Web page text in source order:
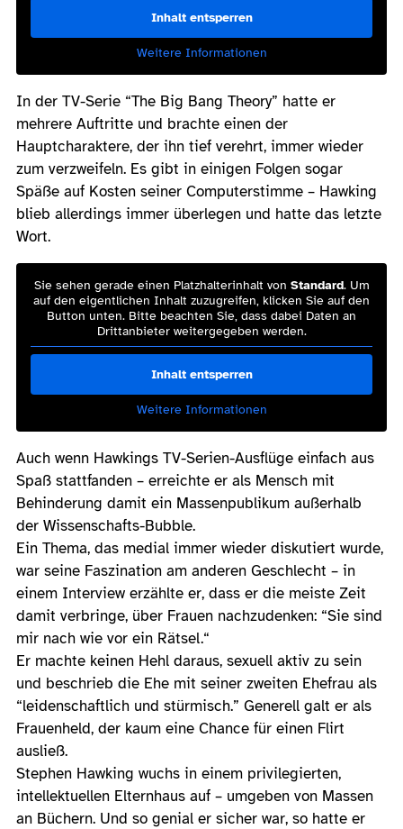
Inhalt entsperren
Weitere Informationen
In der TV-Serie “The Big Bang Theory” hatte er
mehrere Auftritte und brachte einen der
Hauptcharaktere, der ihn tief verehrt, immer wieder
zum verzweifeln. Es gibt in einigen Folgen sogar
Späße auf Kosten seiner Computerstimme – Hawking
blieb allerdings immer überlegen und hatte das letzte
Wort.
Sie sehen gerade einen Platzhalterinhalt von Standard. Um
auf den eigentlichen Inhalt zuzugreifen, klicken Sie auf den
Button unten. Bitte beachten Sie, dass dabei Daten an
Drittanbieter weitergegeben werden.
Inhalt entsperren
Weitere Informationen
Auch wenn Hawkings TV-Serien-Ausflüge einfach aus
Spaß stattfanden – erreichte er als Mensch mit
Behinderung damit ein Massenpublikum außerhalb
der Wissenschafts-Bubble.
Ein Thema, das medial immer wieder diskutiert wurde,
war seine Faszination am anderen Geschlecht – in
einem Interview erzählte er, dass er die meiste Zeit
damit verbringe, über Frauen nachzudenken: “Sie sind
mir nach wie vor ein Rätsel.“
Er machte keinen Hehl daraus, sexuell aktiv zu sein
und beschrieb die Ehe mit seiner zweiten Ehefrau als
“leidenschaftlich und stürmisch.” Generell galt er als
Frauenheld, der kaum eine Chance für einen Flirt
ausließ.
Stephen Hawking wuchs in einem privilegierten,
intellektuellen Elternhaus auf – umgeben von Massen
an Büchern. Und so genial er sicher war, so hatte er